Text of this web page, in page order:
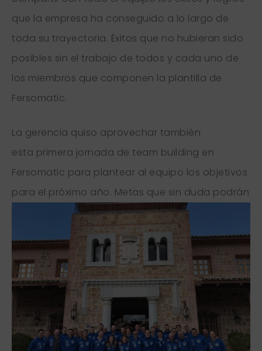
que la empresa ha conseguido a lo largo de
toda su trayectoria. Éxitos que no hubieran sido
posibles sin el trabajo de todos y cada uno de
los miembros que componen la plantilla de
Fersomatic.
La gerencia quiso aprovechar también
esta primera jornada de team building en
Fersomatic para plantear al equipo los objetivos
para el próximo año. Metas que sin duda podrán